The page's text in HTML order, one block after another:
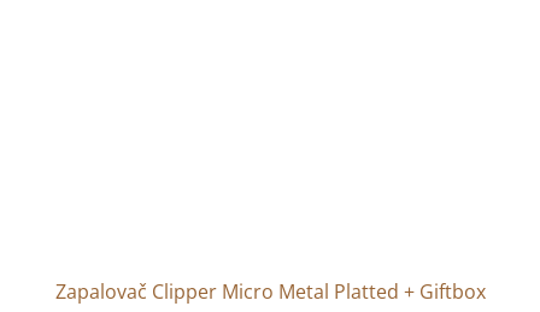
Zapalovač Clipper Micro Metal Platted + Giftbox